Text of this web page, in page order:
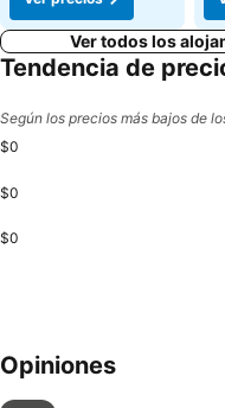
Ver todos los
Tendencia de
Según los precios más bajos de
$0
$0
$0
Opiniones